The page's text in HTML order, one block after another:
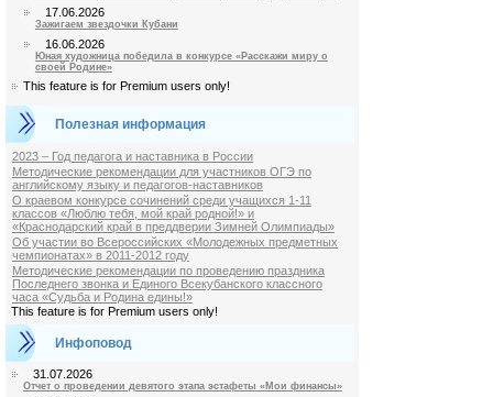
17.06.2026
Зажигаем звездочки Кубани
16.06.2026
Юная художница победила в конкурсе «Расскажи миру о
своей Родине»
This feature is for Premium users only!
Полезная информация
2023 – Год педагога и наставника в России
Методические рекомендации для участников ОГЭ по
английскому языку и педагогов-наставников
О краевом конкурсе сочинений среди учащихся 1-11
классов «Люблю тебя, мой край родной!» и
«Краснодарский край в преддверии Зимней Олимпиады»
Об участии во Всероссийских «Молодежных предметных
чемпионатах» в 2011-2012 году
Методические рекомендации по проведению праздника
Последнего звонка и Единого Всекубанского классного
часа «Судьба и Родина едины!»
This feature is for Premium users only!
Инфоповод
31.07.2026
Отчет о проведении девятого этапа эстафеты «Мои финансы»